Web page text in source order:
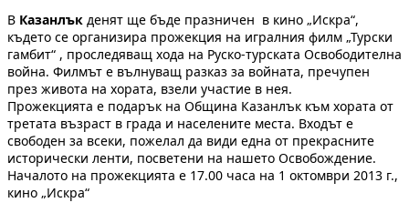
В Казанлък денят ще бъде празничен в кино „Искра“,
където се организира прожекция на игралния филм „Турски
гамбит“ , проследяващ хода на Руско-турската Освободителна
война. Филмът е вълнуващ разказ за войната, пречупен
през живота на хората, взели участие в нея.
Прожекцията е подарък на Община Казанлък към хората от
третата възраст в града и населените места. Входът е
свободен за всеки, пожелал да види една от прекрасните
исторически ленти, посветени на нашето Освобождение.
Началото на прожекцията е 17.00 часа на 1 октомври 2013 г.,
кино „Искра“